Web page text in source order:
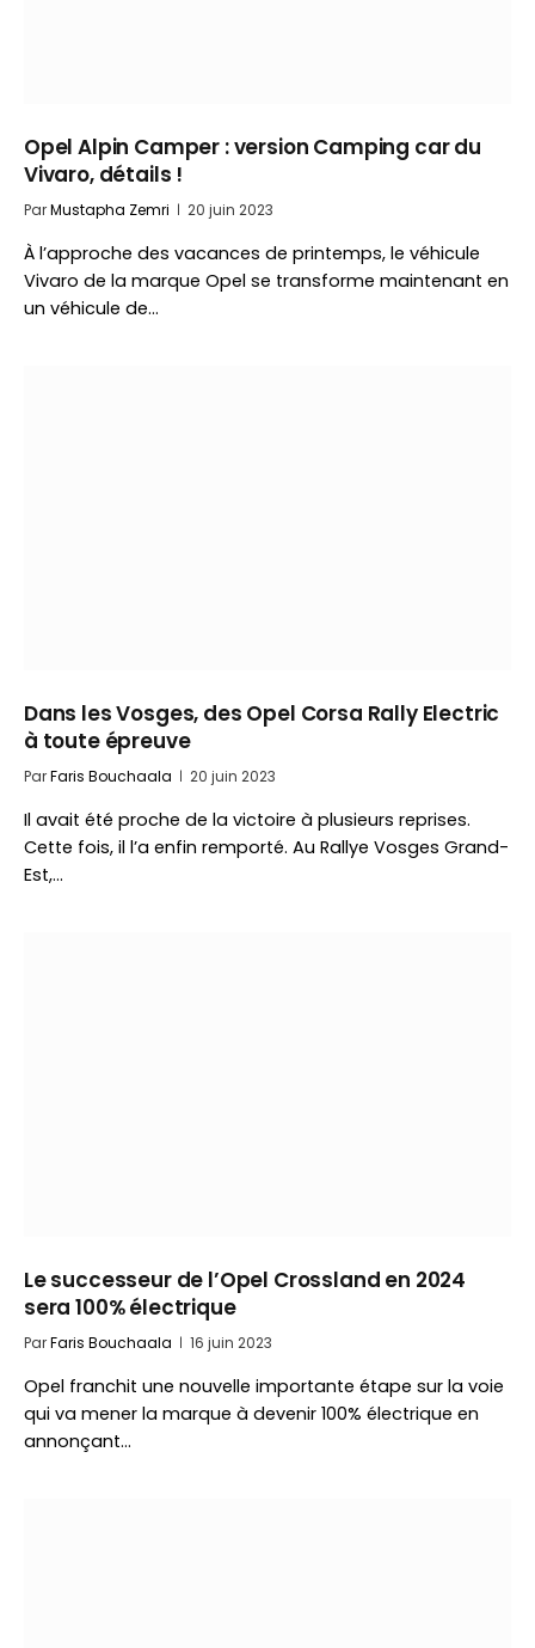
Opel Alpin Camper : version Camping car du
Vivaro, détails !
ParMustapha Zemri 20 juin 2023
À l’approche des vacances de printemps, le véhicule
Vivaro de la marque Opel se transforme maintenant en
un véhicule de…
Dans les Vosges, des Opel Corsa Rally Electric
à toute épreuve
ParFaris Bouchaala 20 juin 2023
Il avait été proche de la victoire à plusieurs reprises.
Cette fois, il l’a enfin remporté. Au Rallye Vosges Grand-
Est,…
Le successeur de l’Opel Crossland en 2024
sera 100% électrique
ParFaris Bouchaala 16 juin 2023
Opel franchit une nouvelle importante étape sur la voie
qui va mener la marque à devenir 100% électrique en
annonçant…